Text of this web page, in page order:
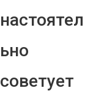
настоятел
ьно
советует